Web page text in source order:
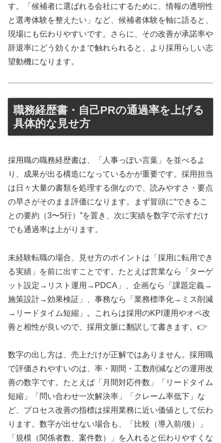
す。「候補者に選ばれる会社にするために、情報の透明性
と選考体験を整えたい」など、候補者体験を軸に語ると、
現場にも伝わりやすいです。さらに、その改善が承諾率や
辞退率にどう効くかまで触れられると、より採用らしい志
望動機になります。
職務経歴書・自己PRの通過率を上げる
具体的な見せ方
採用職の職務経歴書は、「人事っぽい言葉」を並べるよ
り、成果が出る構造になっているかが重要です。採用担当
は日々大量の書類を処理する側なので、読みやすさ・要点
の早さがそのまま評価になります。まず冒頭に“できるこ
との要約（3〜5行）”を置き、次に実績を数字で示すだけ
でも通過率は上がります。
未経験転職の場合、見せ方のポイントは「採用に転用でき
る実績」を前に出すことです。たとえば営業なら「ターゲ
ット設定→リスト運用→PDCA」、企画なら「課題定義→
施策設計→効果検証」、事務なら「業務標準化→ミス削減
→リードタイム短縮」。これらは採用のKPI運用やオペ改
善と相性が良いので、採用文脈に翻訳して書きます。👉
数字の出し方は、売上だけが正解ではありません。採用職
で評価されやすいのは、率・期間・工数削減などの運用改
善の数字です。たとえば「月間対応件数」「リードタイム
短縮」「問い合わせ一次解決率」「クレーム率低下」な
ど、プロセス改善の指標は採用業務に近い価値として伝わ
ります。数字が出せない場合も、「比較（導入前/後）」
「規模（関係者数、案件数）」を入れると伝わりやすくな